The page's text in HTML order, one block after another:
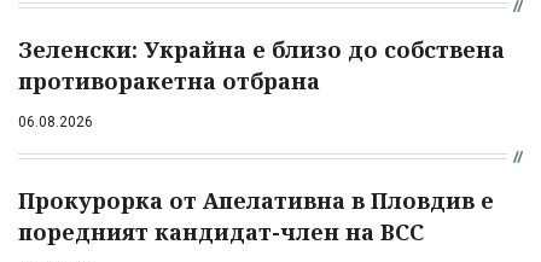
Зеленски: Украйна е близо до собствена
противоракетна отбрана
06.08.2026
Прокурорка от Апелативна в Пловдив е
поредният кандидат-член на ВСС